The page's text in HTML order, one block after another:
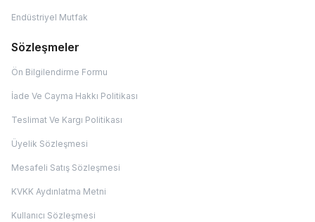
Endüstriyel Mutfak
Sözleşmeler
Ön Bilgilendirme Formu
İade Ve Cayma Hakkı Politikası
Teslimat Ve Kargı Politikası
Üyelik Sözleşmesi
Mesafeli Satış Sözleşmesi
KVKK Aydınlatma Metni
Kullanıcı Sözleşmesi